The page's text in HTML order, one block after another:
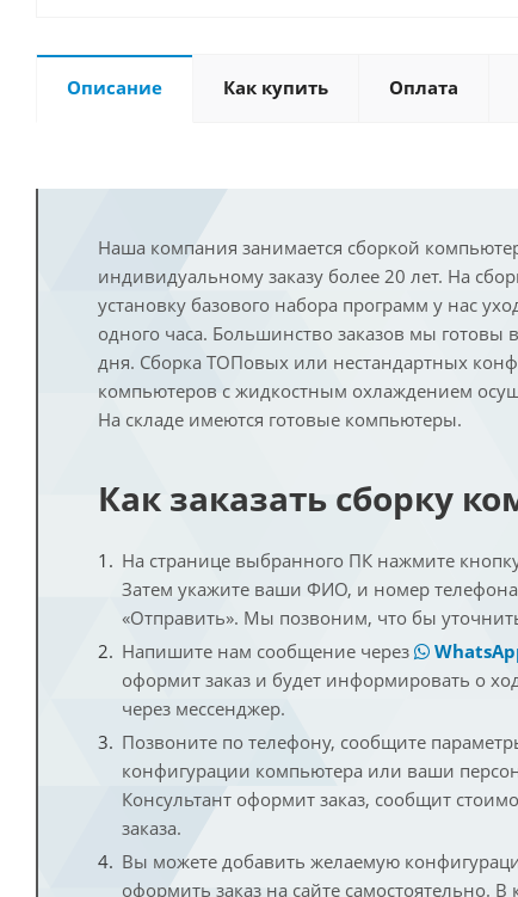
Описание Как купить Оплата
Наша компания занимается сборкой
индивидуальному заказу более 20 лет. На
установку базового набора программ у нас
одного часа. Большинство заказов мы готовы
дня. Сборка ТОПовых или нестандартных
компьютеров с жидкостным охлаждением
На складе имеются готовые компьютеры.
Как заказать сборку
На странице выбранного ПК нажмите
Затем укажите ваши ФИО, и номер
«Отправить». Мы позвоним, что бы
Напишите нам сообщение через
оформит заказ и будет информировать о
через мессенджер.
Позвоните по телефону, сообщите
конфигурации компьютера или ваши
Консультант оформит заказ, сообщит
заказа.
Вы можете добавить желаемую
оформить заказ на сайте самостоятельно. В